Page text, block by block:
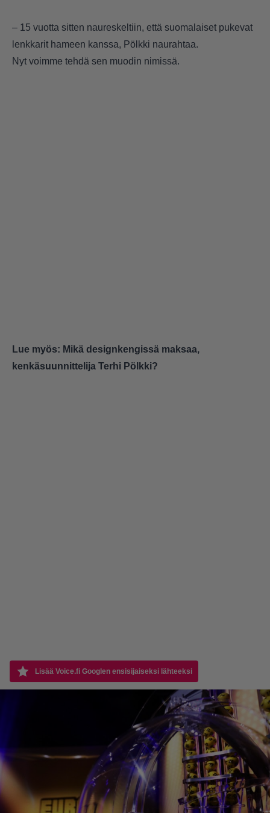
– 15 vuotta sitten naureskeltiin, että suomalaiset pukevat
lenkkarit hameen kanssa, Pölkki naurahtaa.
Nyt voimme tehdä sen muodin nimissä.
Lue myös: Mikä designkengissä maksaa,
kenkäsuunnittelija Terhi Pölkki?
Lisää Voice.fi Googlen ensisijaiseksi lähteeksi